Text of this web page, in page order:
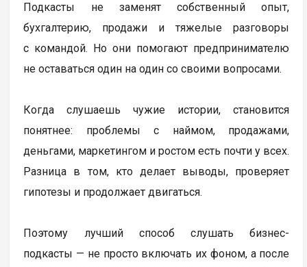
Подкасты не заменят собственный опыт,
бухгалтерию, продажи и тяжелые разговоры
с командой. Но они помогают предпринимателю
не оставаться один на один со своими вопросами.
Когда слушаешь чужие истории, становится
понятнее: проблемы с наймом, продажами,
деньгами, маркетингом и ростом есть почти у всех.
Разница в том, кто делает выводы, проверяет
гипотезы и продолжает двигаться.
Поэтому лучший способ слушать бизнес-
подкасты — не просто включать их фоном, а после